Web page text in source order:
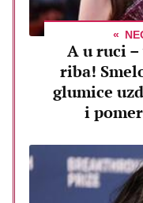
A u ruci
riba!
glumice
i